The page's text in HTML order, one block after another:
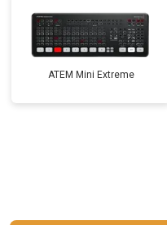
ATEM Mini Extreme